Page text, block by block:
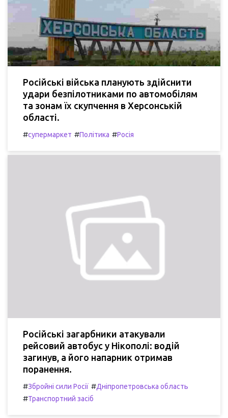
Російські війська планують здійснити
удари безпілотниками по автомобілям
та зонам їх скупчення в Херсонській
області.
#супермаркет #Політика #Росія
Російські загарбники атакували
рейсовий автобус у Нікополі: водій
загинув, а його напарник отримав
поранення.
#Збройні сили Росії #Дніпропетровська область
#Транспортний засіб